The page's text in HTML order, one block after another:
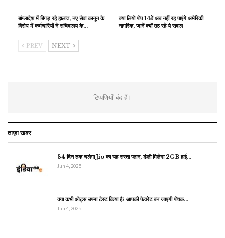
बांग्लादेश में बिगड़ रहे हालात, नए सेवा कानून के
विरोध में कर्मचारियों ने सचिवालय के…
क्या लियो पोप 14वें अब नहीं रह पाएंगे अमेरिकी
नागरिक, जानें क्यों उठ रहे ये सवाल
PREV NEXT
टिप्पणियाँ बंद हैं।
ताज़ा खबर
84 दिन तक चलेगा Jio का यह सस्ता प्लान, डेली मिलेगा 2GB हाई…
Jun 4, 2025
क्या कभी ओट्स उपमा टेस्ट किया है? आपकी फेवरेट बन जाएगी पोषक…
Jun 4, 2025